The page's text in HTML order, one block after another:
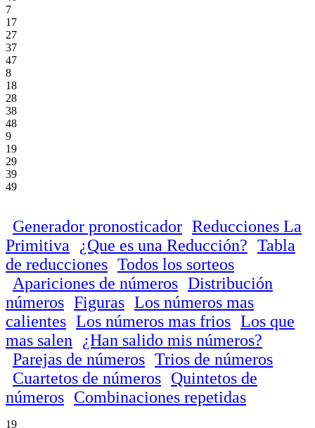
7
17
27
37
47
8
18
28
38
48
9
19
29
39
49
Generador pronosticador Reducciones La
Primitiva
¿Que es una Reducción? Tabla
de reducciones Todos los sorteos
Apariciones de números Distribución
números Figuras Los números mas
calientes Los números mas frios Los que
mas salen
¿Han salido mis números?
Parejas de números Trios de números
Cuartetos de números Quintetos de
números Combinaciones repetidas
19